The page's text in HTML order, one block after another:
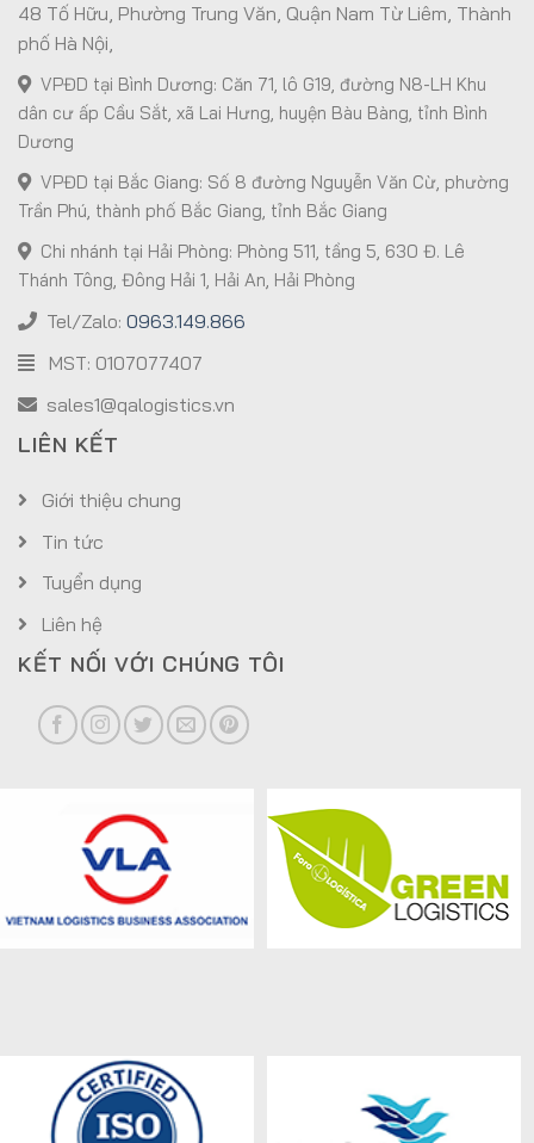
48 Tố Hữu, Phường Trung Văn, Quận Nam Từ Liêm, Thành
phố Hà Nội,
VPĐD tại Bình Dương: Căn 71, lô G19, đường N8-LH Khu
dân cư ấp Cầu Sắt, xã Lai Hưng, huyện Bàu Bàng, tỉnh Bình
Dương
VPĐD tại Bắc Giang: Số 8 đường Nguyễn Văn Cừ, phường
Trần Phú, thành phố Bắc Giang, tỉnh Bắc Giang
Chi nhánh tại Hải Phòng: Phòng 511, tầng 5, 630 Đ. Lê
Thánh Tông, Đông Hải 1, Hải An, Hải Phòng
Tel/Zalo: 0963.149.866
MST: 0107077407
sales1@qalogistics.vn
LIÊN KẾT
Giới thiệu chung
Tin tức
Tuyển dụng
Liên hệ
KẾT NỐI VỚI CHÚNG TÔI